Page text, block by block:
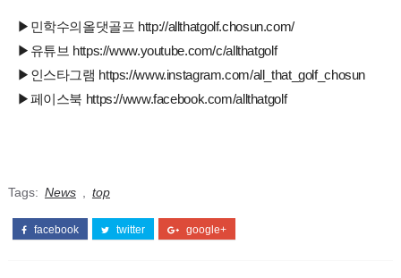
▶민학수의올댓골프 http://allthatgolf.chosun.com/
▶유튜브 https://www.youtube.com/c/allthatgolf
▶인스타그램 https://www.instagram.com/all_that_golf_chosun
▶페이스북 https://www.facebook.com/allthatgolf
Tags: News top
facebook twitter google+